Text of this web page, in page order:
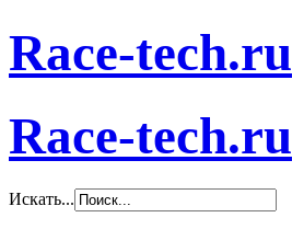
Race-tech.ru
Race-tech.ru
Искать...